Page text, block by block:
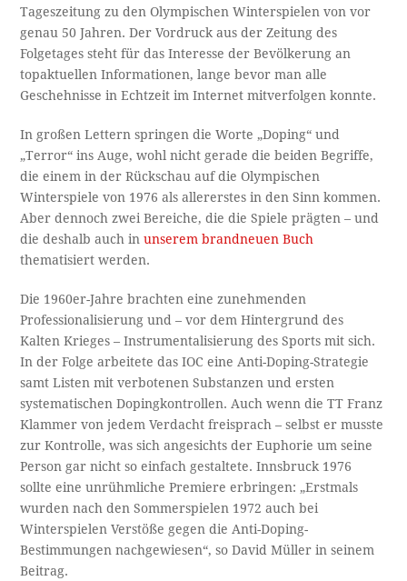
Tageszeitung zu den Olympischen Winterspielen von vor
genau 50 Jahren. Der Vordruck aus der Zeitung des
Folgetages steht für das Interesse der Bevölkerung an
topaktuellen Informationen, lange bevor man alle
Geschehnisse in Echtzeit im Internet mitverfolgen konnte.
In großen Lettern springen die Worte „Doping“ und
„Terror“ ins Auge, wohl nicht gerade die beiden Begriffe,
die einem in der Rückschau auf die Olympischen
Winterspiele von 1976 als allererstes in den Sinn kommen.
Aber dennoch zwei Bereiche, die die Spiele prägten – und
die deshalb auch inunserem brandneuen Buch
thematisiert werden.
Die 1960er-Jahre brachten eine zunehmenden
Professionalisierung und – vor dem Hintergrund des
Kalten Krieges – Instrumentalisierung des Sports mit sich.
In der Folge arbeitete das IOC eine Anti-Doping-Strategie
samt Listen mit verbotenen Substanzen und ersten
systematischen Dopingkontrollen. Auch wenn die TT Franz
Klammer von jedem Verdacht freisprach – selbst er musste
zur Kontrolle, was sich angesichts der Euphorie um seine
Person gar nicht so einfach gestaltete. Innsbruck 1976
sollte eine unrühmliche Premiere erbringen: „Erstmals
wurden nach den Sommerspielen 1972 auch bei
Winterspielen Verstöße gegen die Anti-Doping-
Bestimmungen nachgewiesen“, so David Müller in seinem
Beitrag.